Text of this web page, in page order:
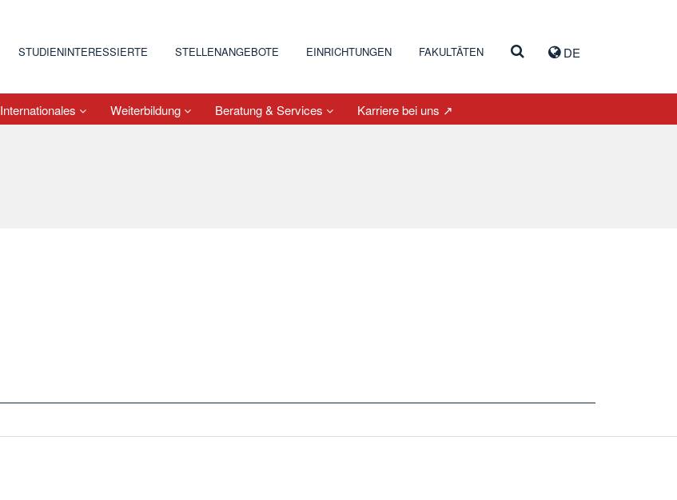
DE
STUDIENINTERESSIERTE STELLENANGEBOTE EINRICHTUNGEN FAKULTÄTEN
Internationales Weiterbildung Beratung & Services Karriere bei uns ↗